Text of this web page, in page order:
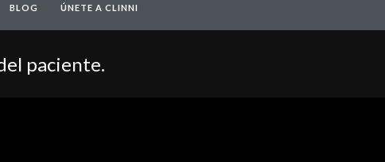
BLOG ÚNETE A CLINNI
paciente.